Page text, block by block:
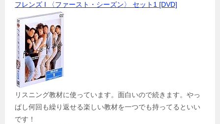
フレンズ I 〈ファースト・シーズン〉 セット1 [DVD]
リスニング教材に使っています。面白いので続きます。やっ
ぱし何回も繰り返せる楽しい教材を一つでも持ってるといい
です！